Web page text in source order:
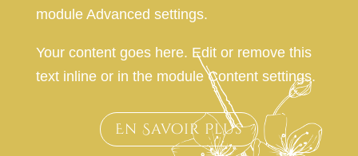
module Advanced settings.
Your content goes here. Edit or remove this
text inline or in the module Content settings.
En Savoir Plus